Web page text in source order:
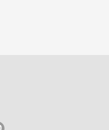
linkedin
ons op instagram
Volg ons op mastodon